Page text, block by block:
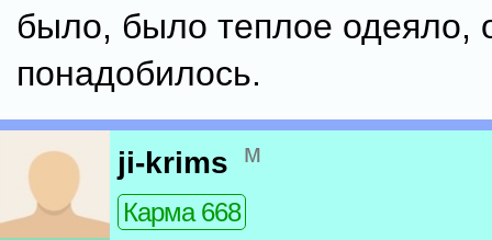
было, было теплое одеяло,
понадобилось.
ji-krims м
Карма 668